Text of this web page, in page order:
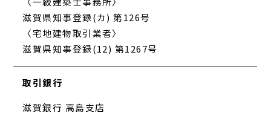
滋賀県知事登録(カ) 第126号
〈宅地建物取引業者〉
滋賀県知事登録(12) 第1267号
取引銀行
滋賀銀行 高島支店